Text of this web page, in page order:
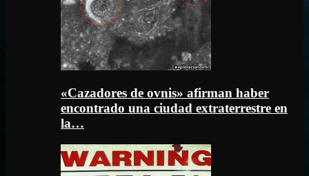
«Cazadores de ovnis» afirman haber
encontrado una ciudad extraterrestre en
la…